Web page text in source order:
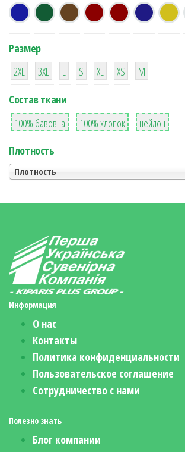
Размер
38
2XL
16
3XL
42
L
42
S
42
XL XS
М
Состав ткани
8
100% бавовна
36
100% хлопок
2
нейлон
Плотность
Плотность
Информация
О нас
Контакты
Политика конфиденциальности
Пользовательское соглашение
Сотрудничество с нами
Полезно знать
Блог компании